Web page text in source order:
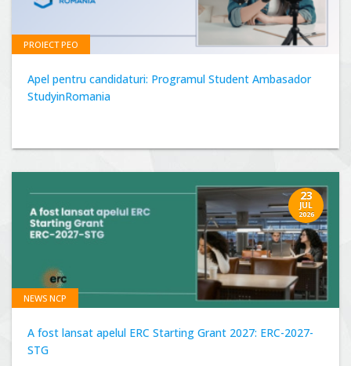
PROIECT PEO
Apel pentru candidaturi: Programul Student Ambasador
StudyinRomania
23
JUL
2026
NEWS NCP
A fost lansat apelul ERC Starting Grant 2027: ERC-2027-
STG